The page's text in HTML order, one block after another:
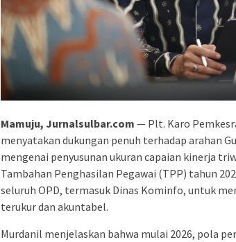
Mamuju, Jurnalsulbar.com — Plt. Karo
menyatakan dukungan penuh terhadap arahan
mengenai penyusunan ukuran capaian kinerja
Tambahan Penghasilan Pegawai (TPP) tahun
seluruh OPD, termasuk Dinas Kominfo, untuk
terukur dan akuntabel.
Murdanil menjelaskan bahwa mulai 2026, pola